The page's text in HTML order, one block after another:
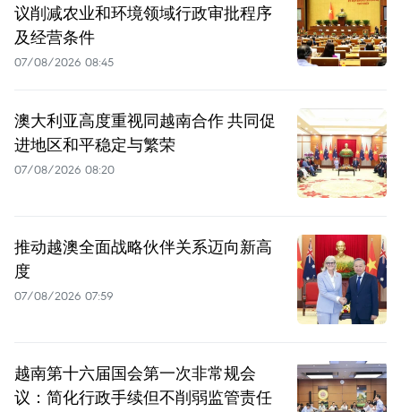
议削减农业和环境领域行政审批程序
及经营条件
07/08/2026 08:45
澳大利亚高度重视同越南合作 共同促
进地区和平稳定与繁荣
07/08/2026 08:20
推动越澳全面战略伙伴关系迈向新高
度
07/08/2026 07:59
越南第十六届国会第一次非常规会
议：简化行政手续但不削弱监管责任